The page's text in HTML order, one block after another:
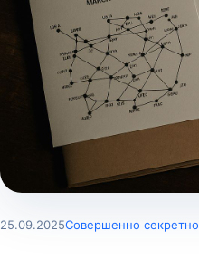
25.09.2025Совершенно секретно